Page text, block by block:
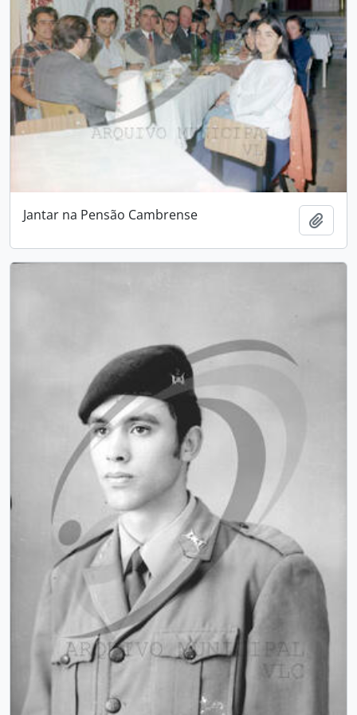
Jantar na Pensão Cambrense